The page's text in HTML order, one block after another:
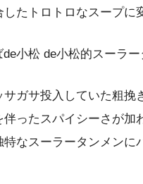
したトロトロなスープに
サガサ投入していた粗挽
伴ったスパイシーさが加
特なスーラータンメンに